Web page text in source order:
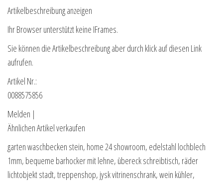
Artikelbeschreibung anzeigen
Ihr Browser unterstützt keine IFrames.
Sie können die Artikelbeschreibung aber durch klick auf diesen Link
aufrufen.
Artikel Nr.:
0088575856
Melden |
Ähnlichen Artikel verkaufen
garten waschbecken stein, home 24 showroom, edelstahl lochblech
1mm, bequeme barhocker mit lehne, übereck schreibtisch, räder
lichtobjekt stadt, treppenshop, jysk vitrinenschrank, wein kühler,